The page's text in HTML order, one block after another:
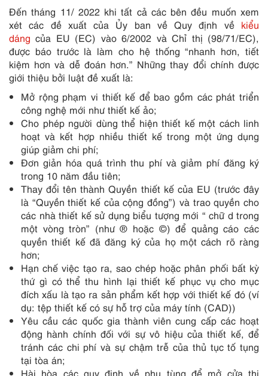
Đến tháng 11/ 2022 khi tất cả các bên đều muốn xem
xét các đề xuất của Ủy ban về Quy định về kiểu
dáng của EU (EC) vào 6/2002 và Chỉ thị (98/71/EC),
được báo trước là làm cho hệ thống “nhanh hơn, tiết
kiệm hơn và dễ đoán hơn.” Những thay đổi chính được
giới thiệu bởi luật đề xuất là:
Mở rộng phạm vi thiết kế để bao gồm các phát triển
công nghệ mới như thiết kế ảo;
Cho phép người dùng thể hiện thiết kế một cách linh
hoạt và kết hợp nhiều thiết kế trong một ứng dụng
giúp giảm chi phí;
Đơn giản hóa quá trình thu phí và giảm phí đăng ký
trong 10 năm đầu tiên;
Thay đổi tên thành Quyền thiết kế của EU (trước đây
là “Quyền thiết kế của cộng đồng”) và trao quyền cho
các nhà thiết kế sử dụng biểu tượng mới “ chữ d trong
một vòng tròn” (như ® hoặc ©) để quảng cáo các
quyền thiết kế đã đăng ký của họ một cách rõ ràng
hơn;
Hạn chế việc tạo ra, sao chép hoặc phân phối bất kỳ
thứ gì có thể thu hình lại thiết kế phục vụ cho mục
đích xấu là tạo ra sản phẩm kết hợp với thiết kế đó (ví
dụ: tệp thiết kế có sự hỗ trợ của máy tính (CAD))
Yêu cầu các quốc gia thành viên cung cấp các hoạt
động hành chính đối với sự vô hiệu của thiết kế, để
tránh các chi phí và sự chậm trễ của thủ tục tố tụng
tại tòa án;
Hài hòa các quy định về phụ tùng để mở cửa thị